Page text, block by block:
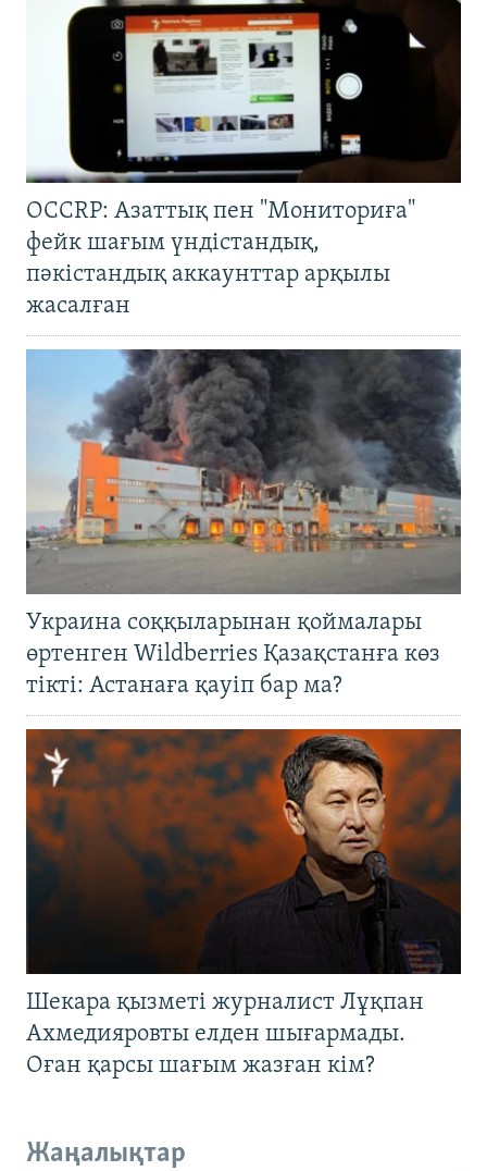
OCCRP: Азаттық пен "Мониториға"
фейк шағым үндістандық,
пәкістандық аккаунттар арқылы
жасалған
Украина соққыларынан қоймалары
өртенген Wildberries Қазақстанға көз
тікті: Астанаға қауіп бар ма?
Шекара қызметі журналист Лұқпан
Ахмедияровты елден шығармады.
Оған қарсы шағым жазған кім?
Жаңалықтар